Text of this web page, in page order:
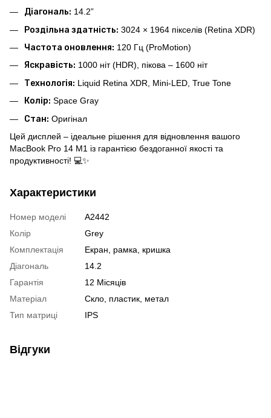
Діагональ: 14.2”
Роздільна здатність: 3024 × 1964 пікселів (Retina XDR)
Частота оновлення: 120 Гц (ProMotion)
Яскравість: 1000 ніт (HDR), пікова – 1600 ніт
Технологія: Liquid Retina XDR, Mini-LED, True Tone
Колір: Space Gray
Стан: Оригінал
Цей дисплей – ідеальне рішення для відновлення вашого
MacBook Pro 14 M1 із гарантією бездоганної якості та
продуктивності! 💻✨
Характеристики
Номер моделі
A2442
Колір
Grey
Комплектація
Екран, рамка, кришка
Діагональ
14.2
Гарантія
12 Місяців
Матеріал
Скло, пластик, метал
Тип матриці
IPS
Відгуки